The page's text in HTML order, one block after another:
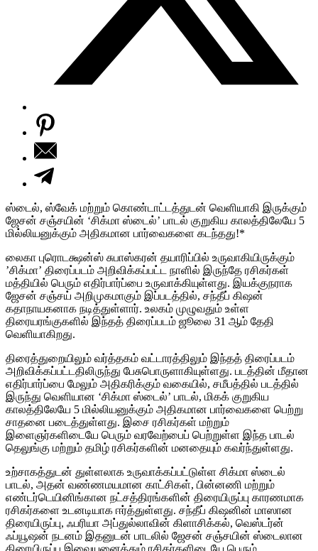
ஸ்டைல், ஸ்வேக் மற்றும் கொண்டாட்டத்துடன் வெளியாகி இருக்கும்
ஜேசன் சஞ்சயின் ‘சிக்மா ஸ்டைல்’ பாடல் குறுகிய காலத்திலேயே 5
மில்லியனுக்கும் அதிகமான பார்வைகளை கடந்தது!*
லைகா புரொடக்ஷன்ஸ் சுபாஸ்கரன் தயாரிப்பில் உருவாகியிருக்கும்
’சிக்மா’ திரைப்படம் அறிவிக்கப்பட்ட நாளில் இருந்தே ரசிகர்கள்
மத்தியில் பெரும் எதிர்பார்ப்பை உருவாக்கியுள்ளது. இயக்குநராக
ஜேசன் சஞ்சய் அறிமுகமாகும் இப்படத்தில், சந்தீப் கிஷன்
கதாநாயகனாக நடித்துள்ளார். உலகம் முழுவதும் உள்ள
திரையரங்குகளில் இந்தத் திரைப்படம் ஜூலை 31 ஆம் தேதி
வெளியாகிறது.
திரைத்துறையிலும் வர்த்தகம் வட்டாரத்திலும் இந்தத் திரைப்படம்
அறிவிக்கப்பட்டதிலிருந்து பேசுபொருளாகியுள்ளது. படத்தின் மீதான
எதிர்பார்ப்பை மேலும் அதிகரிக்கும் வகையில், சமீபத்தில் படத்தில்
இருந்து வெளியான ‘சிக்மா ஸ்டைல்’ பாடல், மிகக் குறுகிய
காலத்திலேயே 5 மில்லியனுக்கும் அதிகமான பார்வைகளை பெற்று
சாதனை படைத்துள்ளது. இசை ரசிகர்கள் மற்றும்
இளைஞர்களிடையே பெரும் வரவேற்பைப் பெற்றுள்ள இந்த பாடல்
தெலுங்கு மற்றும் தமிழ் ரசிகர்களின் மனதையும் கவர்ந்துள்ளது.
உற்சாகத்துடன் துள்ளலாக உருவாக்கப்பட்டுள்ள சிக்மா ஸ்டைல்
பாடல், அதன் வண்ணமயமான காட்சிகள், பின்னணி மற்றும்
எண்டர்டெயினிங்கான நட்சத்திரங்களின் திரையிருப்பு காரணமாக
ரசிகர்களை உடனடியாக ஈர்த்துள்ளது. சந்தீப் கிஷனின் மாஸான
திரையிருப்பு, ஃபரியா அப்துல்லாவின் கிளாசிக்கல், வெஸ்டர்ன்
ஃப்யூஷன் நடனம் இதனுடன் பாடலில் ஜேசன் சஞ்சயின் ஸ்டைலான
திரையிருப்பு இவையனைத்தும் ரசிகர்களிடையே பெரும்